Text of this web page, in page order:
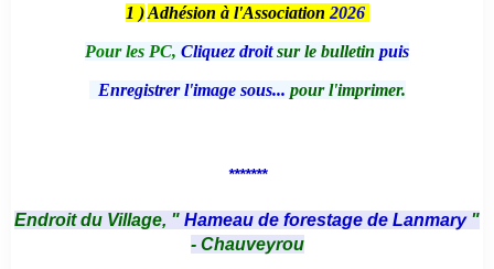
1 ) Adhésion à l'Association 2026
Pour les PC, Cliquez droitsur le bulletin puis
Enregistrer l'image sous... pour l'imprimer.
*******
Endroit du Village, " Hameau de forestage de Lanmary "
- Chauveyrou